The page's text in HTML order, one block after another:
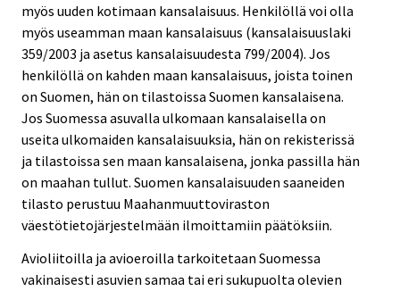
myös uuden kotimaan kansalaisuus. Henkilöllä voi olla
myös useamman maan kansalaisuus (kansalaisuuslaki
359/2003 ja asetus kansalaisuudesta 799/2004). Jos
henkilöllä on kahden maan kansalaisuus, joista toinen
on Suomen, hän on tilastoissa Suomen kansalaisena.
Jos Suomessa asuvalla ulkomaan kansalaisella on
useita ulkomaiden kansalaisuuksia, hän on rekisterissä
ja tilastoissa sen maan kansalaisena, jonka passilla hän
on maahan tullut. Suomen kansalaisuuden saaneiden
tilasto perustuu Maahanmuuttoviraston
väestötietojärjestelmään ilmoittamiin päätöksiin.
Avioliitoilla ja avioeroilla tarkoitetaan Suomessa
vakinaisesti asuvien samaa tai eri sukupuolta olevien